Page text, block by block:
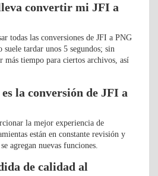
convertir mi JFI a
todas las conversiones de JFI a PNG
tardar unos 5 segundos; sin
más tiempo para ciertos archivos, así
la conversión de JFI a
la mejor experiencia de
están en constante revisión y
agregan nuevas funciones.
de calidad al